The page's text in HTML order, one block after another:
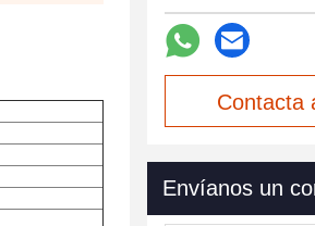
Contacta
Envíanos un